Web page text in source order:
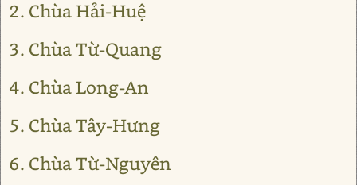
2. Chùa Hải-Huệ
3. Chùa Từ-Quang
4. Chùa Long-An
5. Chùa Tây-Hưng
6. Chùa Từ-Nguyên